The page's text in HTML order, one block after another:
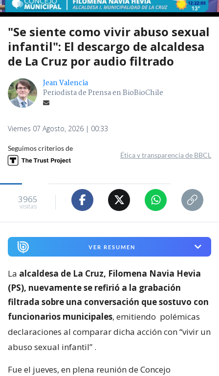
"Se siente como vivir abuso sexual
infantil": El descargo de alcaldesa
de La Cruz por audio filtrado
Jean Valencia
Periodista de Prensa en BioBioChile
Viernes 07 Agosto, 2026 | 00:33
Seguimos criterios de
Ética y transparencia de BBCL
3965
visitas
VER RESUMEN
La alcaldesa de La Cruz, Filomena Navia Hevia
(PS), nuevamente se refirió a la grabación
filtrada sobre una conversación que sostuvo con
funcionarios municipales, emitiendo polémicas
declaraciones al comparar dicha acción con “vivir un
abuso sexual infantil” .
Fue el jueves, en plena reunión de Concejo